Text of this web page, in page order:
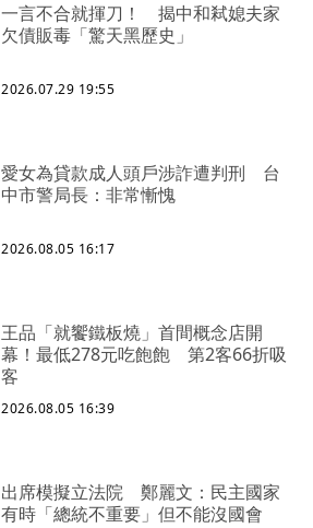
一言不合就揮刀！ 揭中和弒媳夫家
欠債販毒「驚天黑歷史」
2026.07.29 19:55
愛女為貸款成人頭戶涉詐遭判刑 台
中市警局長：非常慚愧
2026.08.05 16:17
王品「就饗鐵板燒」首間概念店開
幕！最低278元吃飽飽 第2客66折吸
客
2026.08.05 16:39
出席模擬立法院 鄭麗文：民主國家
有時「總統不重要」但不能沒國會